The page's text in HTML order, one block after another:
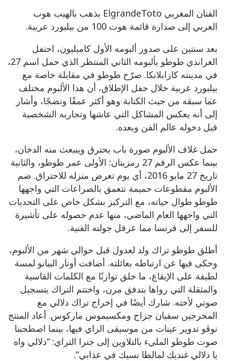
الفنان المغربي ElgrandeToto يذهب بالهيب هوب
العربي إلى صدارة قائمة هوت 100 من بيلبورد عربية.
بعد سنتين على صدور ألبومه الأول كاميليون، احتفل
الغراندي طوطو بألبومه الثاني المنتظر الذي حمل اسم 27،
في مدينته كازابلانكا. صرّح طوطو في مقابلة خاصة مع
بيلبورد عربية خلال حفل الإطلاق، أن هذا الألبوم مختلف
عما سبقه من حيث الكتابة وهو أكثر عمقًا ونضجًا، وأشار
إلى أنه يعكس المشاكل التي عاشها وتجاربه الشخصية
قبل دخوله عالم الفن وبعده.
حمل غلاف الألبوم صورة باب يحترق وينبعث منه الدخان،
بينما عكس الرقم 27 رمزيتان: الأولى عمر طوطو، والثانية
تاريخ 27 مايو 2016، أي يوم تعرض منزله للاحتراق. ضم
الألبوم مقطوعات حميمة تتعمق بالصراعات التي واجهها
طوطو طوال حياته، مع التركيز بشكل خاص على التحديات
التي واجهها العام الماضي، منها عدم حصوله على تأشيرة
للسفر إلى فرنسا مما عرقل جولته الفنية.
أطلق طوطو تراك ولد لعدول قبل حوالي شهر من الألبوم،
وحكى فيها عن ارتباطه بعائلته. أضافت أوتار البيانو لمسة
لطيفة على الإيقاع، ما خلق توازنًا مع الكلمات القاسية
والمثقلة التي رواها بتدفق مرن، واختتم التراك بتسجيل
صوتي لأخته. شارك أيضًا في إخراج تراك دلالي مع
المخرجين سفيان جراح ومكسيموس ماركوس. أعاد المنتج
نوڤو تدوير عينات من موسيقى الراي فيها، بينما اصطحبنا
صوت طوطو المليء بالتلاوين إلى جنرا التراي: “دلالي واه
يا دلالي غنديك لمالطا نسيك في عذابي”.